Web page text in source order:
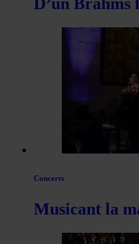
Concerts
Musicant la